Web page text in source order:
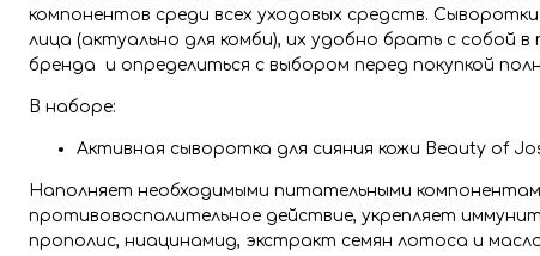
компонентов среди всех уходовых средств.
лица (актуально для комби), их удобно брать с собой
бренда и определиться с выбором перед покупкой
В наборе:
Активная сыворотка для сияния кожи Beauty of
Наполняет необходимыми питательными
противовоспалительное действие, укрепляет
прополис, ниацинамид, экстракт семян лотоса и